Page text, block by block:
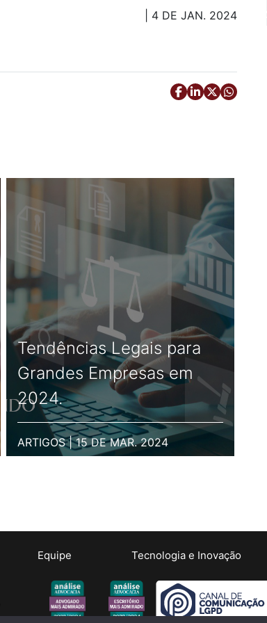
| 4 DE JAN. 2024
Tendências Legais para
Grandes Empresas em
2024.
ARTIGOS | 15 DE MAR. 2024
Equipe Tecnologia e Inovação